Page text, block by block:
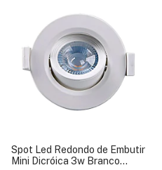
Spot Led Redondo de Embutir
Mini Dicróica 3w Branco